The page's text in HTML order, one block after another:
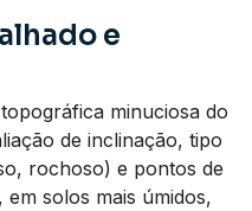
e
minuciosa do
de inclinação, tipo
rochoso) e pontos de
solos mais úmidos,